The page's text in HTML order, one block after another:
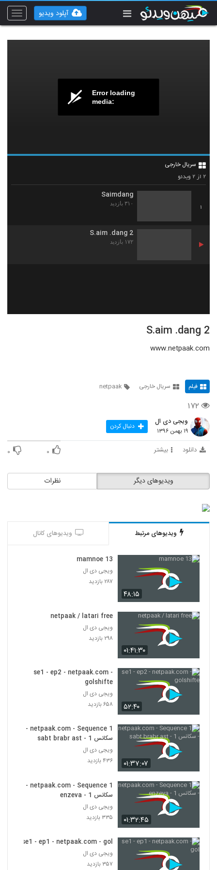
Toggle
آپلود ویدیو
Error loading
media:
سریال خارجی
۲ از ۲ ویدئو
1
Saimdang
۳۱۰ بازدید
S.aim .dang 2
۱۷۲ بازدید
S.aim .dang 2
www.netpaak.com
فیلم سریال خارجی netpaak
۱۷۲
ویجی دی ال
۱۹ بهمن ۱۳۹۶ دنبال کردن
دانلود بیشتر ۰ ۰
نظرات ویدیوهای دیگر
ویدیوهای مرتبط ویدیوهای کانال
۴۸:۱۵
13 mamnoe
ویجی دی ال
۲۸۷ بازدید
۰۱:۴۱:۳۰
netpaak / latari free
ویجی دی ال
۲۹۸ بازدید
۵۲:۴۰
se1 - ep2 - netpaak.com -
golshifte
ویجی دی ال
۶۵۸ بازدید
۰۱:۳۷:۰۷
netpaak.com - Sequence 1 -
سکانس 1 - sabt brabr ast
ویجی دی ال
۴۳۶ بازدید
۰۱:۳۲:۴۵
netpaak.com - Sequence 1 -
سکانس 1 - enzeva
ویجی دی ال
۳۳۵ بازدید
se1 - ep1 - netpaak.com - gol
ویجی دی ال
۳۵۷ بازدید